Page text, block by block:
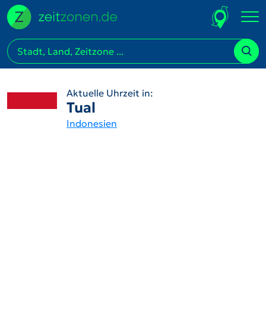
Aktuelle Uhrzeit in:
Tual
Indonesien